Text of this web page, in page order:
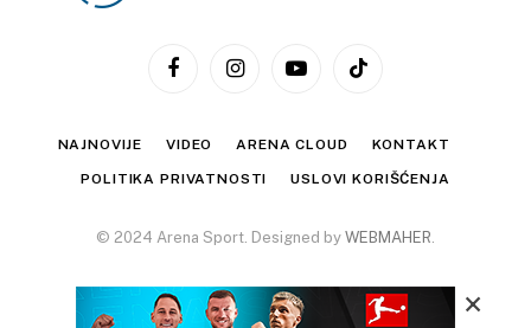
FacebookInstagramYouTubeTikTok
NAJNOVIJE VIDEO ARENA CLOUD KONTAKT
POLITIKA PRIVATNOSTI USLOVI KORIŠĆENJA
© 2024 Arena Sport. Designed by WEBMAHER.
×